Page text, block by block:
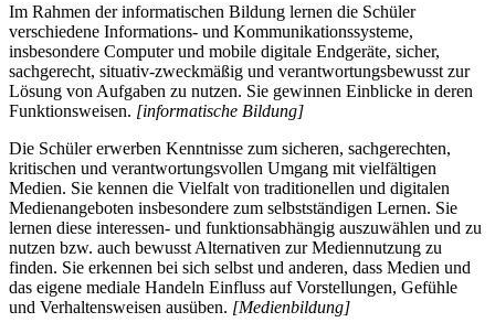
Im Rahmen der informatischen Bildung lernen die Schüler
verschiedene Informations- und Kommunikationssysteme,
insbesondere Computer und mobile digitale Endgeräte, sicher,
sachgerecht, situativ-zweckmäßig und verantwortungsbewusst zur
Lösung von Aufgaben zu nutzen. Sie gewinnen Einblicke in deren
Funktionsweisen. [informatische Bildung]
Die Schüler erwerben Kenntnisse zum sicheren, sachgerechten,
kritischen und verantwortungsvollen Umgang mit vielfältigen
Medien. Sie kennen die Vielfalt von traditionellen und digitalen
Medienangeboten insbesondere zum selbstständigen Lernen. Sie
lernen diese interessen- und funktionsabhängig auszuwählen und zu
nutzen bzw. auch bewusst Alternativen zur Mediennutzung zu
finden. Sie erkennen bei sich selbst und anderen, dass Medien und
das eigene mediale Handeln Einfluss auf Vorstellungen, Gefühle
und Verhaltensweisen ausüben. [Medienbildung]